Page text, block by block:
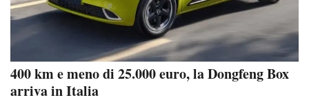
400 km e meno di 25.000 euro, la Dongfeng Box
arriva in Italia